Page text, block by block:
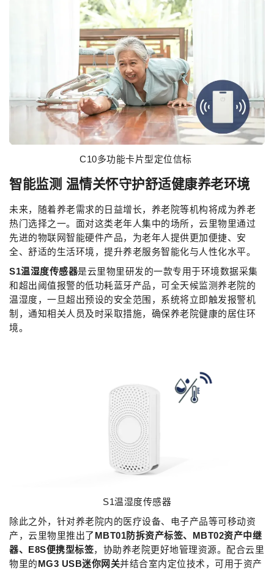
C10多功能卡片型定位信标
智能监测 温情关怀守护舒适健康养老环境
未来，随着养老需求的日益增长，养老院等机构将成为养老
热门选择之一。面对这类老年人集中的场所，云里物里通过
先进的物联网智能硬件产品，为老年人提供更加便捷、安
全、舒适的生活环境，提升养老服务智能化与人性化水平。
S1温湿度传感器是云里物里研发的一款专用于环境数据采集
和超出阈值报警的低功耗蓝牙产品，可全天候监测养老院的
温湿度，一旦超出预设的安全范围，系统将立即触发报警机
制，通知相关人员及时采取措施，确保养老院健康的居住环
境。
S1温湿度传感器
除此之外，针对养老院内的医疗设备、电子产品等可移动资
产，云里物里推出了 MBT01防拆资产标签、MBT02资产中继
器、E8S便携型标签，协助养老院更好地管理资源。配合云里
物里的 MG3 USB迷你网关并结合室内定位技术，可用于资产